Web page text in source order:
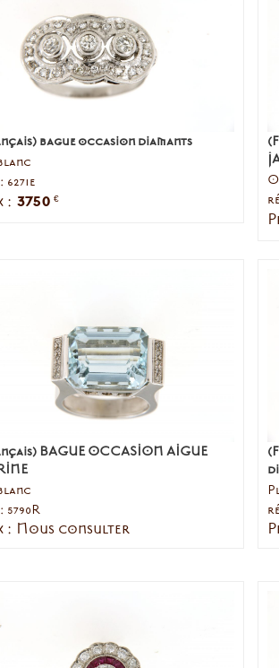
bague occasion diamants
: 3750 €
BAGUE OCCASION AIGUE
5790R
: Nous consulter